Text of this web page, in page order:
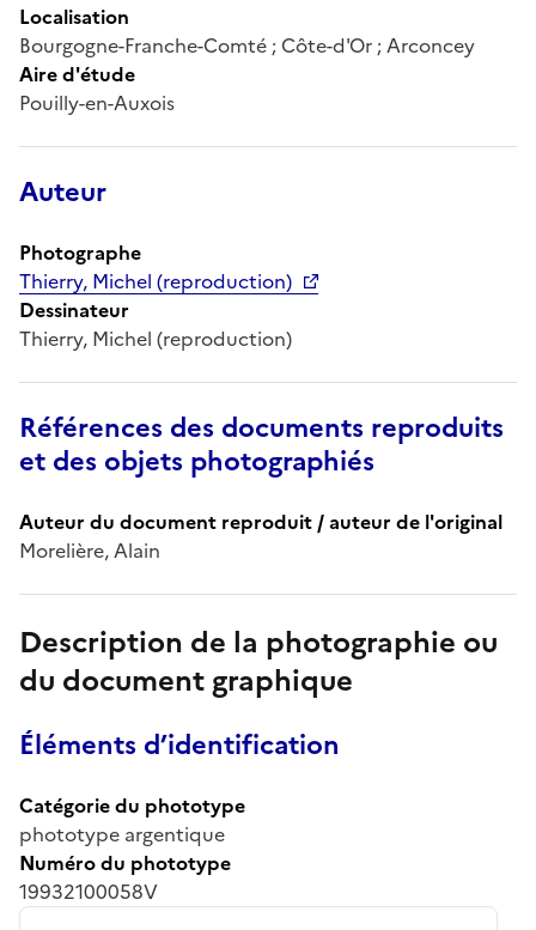
Localisation
Bourgogne-Franche-Comté ; Côte-d'Or ; Arconcey
Aire d'étude
Pouilly-en-Auxois
Auteur
Photographe
Thierry, Michel (reproduction)
Dessinateur
Thierry, Michel (reproduction)
Références des documents reproduits
et des objets photographiés
Auteur du document reproduit / auteur de l'original
Morelière, Alain
Description de la photographie ou
du document graphique
Éléments d’identification
Catégorie du phototype
phototype argentique
Numéro du phototype
19932100058V